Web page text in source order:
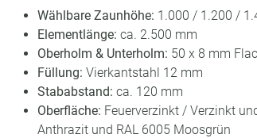
Wählbare Zaunhöhe: 1.000 / 1.200 /
Elementlänge: ca. 2.500 mm
Oberholm & Unterholm: 50 x 8 mm
Füllung: Vierkantstahl 12 mm
Stababstand: ca. 120 mm
Oberfläche: Feuerverzinkt / Verzinkt
Anthrazit und RAL 6005 Moosgrün